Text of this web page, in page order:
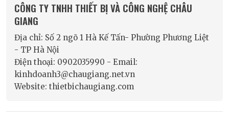
CÔNG TY TNHH THIẾT BỊ VÀ CÔNG NGHỆ CHÂU
GIANG
Địa chỉ: Số 2 ngõ 1 Hà Kế Tấn- Phường Phương Liệt
- TP Hà Nội
Điện thoại: 0902035990 - Email:
kinhdoanh3@chaugiang.net.vn
Website: thietbichaugiang.com